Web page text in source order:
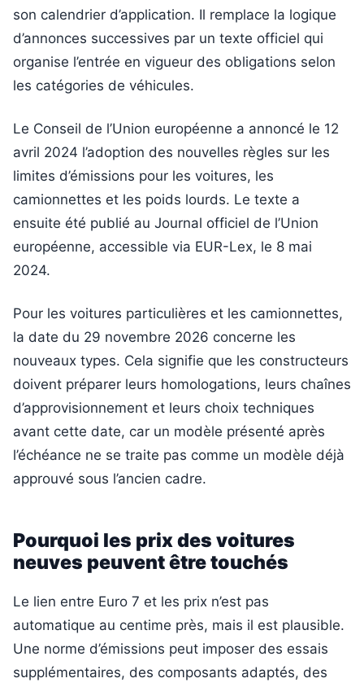
son calendrier d’application. Il remplace la logique
d’annonces successives par un texte officiel qui
organise l’entrée en vigueur des obligations selon
les catégories de véhicules.
Le Conseil de l’Union européenne a annoncé le 12
avril 2024 l’adoption des nouvelles règles sur les
limites d’émissions pour les voitures, les
camionnettes et les poids lourds. Le texte a
ensuite été publié au Journal officiel de l’Union
européenne, accessible via EUR-Lex, le 8 mai
2024.
Pour les voitures particulières et les camionnettes,
la date du 29 novembre 2026 concerne les
nouveaux types. Cela signifie que les constructeurs
doivent préparer leurs homologations, leurs chaînes
d’approvisionnement et leurs choix techniques
avant cette date, car un modèle présenté après
l’échéance ne se traite pas comme un modèle déjà
approuvé sous l’ancien cadre.
Pourquoi les prix des voitures
neuves peuvent être touchés
Le lien entre Euro 7 et les prix n’est pas
automatique au centime près, mais il est plausible.
Une norme d’émissions peut imposer des essais
supplémentaires, des composants adaptés, des